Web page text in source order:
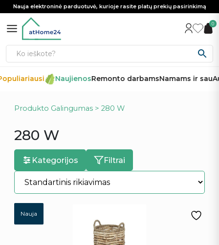
Nauja elektroninė parduotuvė, kurioje rasite platų prekių pasirinkimą
0
NaujienosRemonto darbamsNamams ir sau
Produkto Galingumas > 280 W
280 W
Kategorijos Filtrai
Nauja